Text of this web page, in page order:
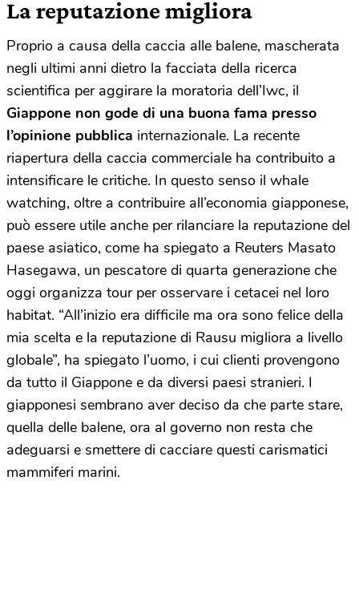
La reputazione migliora
Proprio a causa della caccia alle balene, mascherata
negli ultimi anni dietro la facciata della ricerca
scientifica per aggirare la moratoria dell’Iwc, il
Giappone non gode di una buona fama presso
l’opinione pubblica internazionale. La recente
riapertura della caccia commerciale ha contribuito a
intensificare le critiche. In questo senso il whale
watching, oltre a contribuire all’economia giapponese,
può essere utile anche per rilanciare la reputazione del
paese asiatico, come ha spiegato a Reuters Masato
Hasegawa, un pescatore di quarta generazione che
oggi organizza tour per osservare i cetacei nel loro
habitat. “All’inizio era difficile ma ora sono felice della
mia scelta e la reputazione di Rausu migliora a livello
globale”, ha spiegato l’uomo, i cui clienti provengono
da tutto il Giappone e da diversi paesi stranieri. I
giapponesi sembrano aver deciso da che parte stare,
quella delle balene, ora al governo non resta che
adeguarsi e smettere di cacciare questi carismatici
mammiferi marini.